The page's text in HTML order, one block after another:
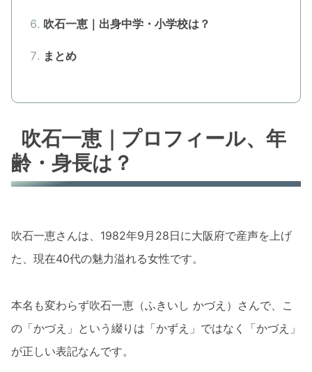
吹石一恵｜出身中学・小学校は？
まとめ
吹石一恵｜プロフィール、年
齢・身長は？
吹石一恵さんは、1982年9月28日に大阪府で産声を上げ
た、現在40代の魅力溢れる女性です。
本名も変わらず吹石一恵（ふきいし かづえ）さんで、こ
の「かづえ」という綴りは「かずえ」ではなく「かづえ」
が正しい表記なんです。